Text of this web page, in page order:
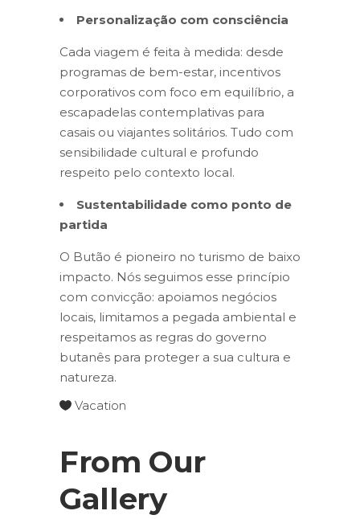
Personalização com consciência
Cada viagem é feita à medida: desde
programas de bem-estar, incentivos
corporativos com foco em equilíbrio, a
escapadelas contemplativas para
casais ou viajantes solitários. Tudo com
sensibilidade cultural e profundo
respeito pelo contexto local.
Sustentabilidade como ponto de
partida
O Butão é pioneiro no turismo de baixo
impacto. Nós seguimos esse princípio
com convicção: apoiamos negócios
locais, limitamos a pegada ambiental e
respeitamos as regras do governo
butanês para proteger a sua cultura e
natureza.
Vacation
From Our
Gallery